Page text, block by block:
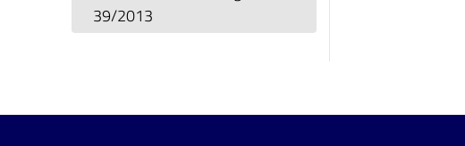
39/2013